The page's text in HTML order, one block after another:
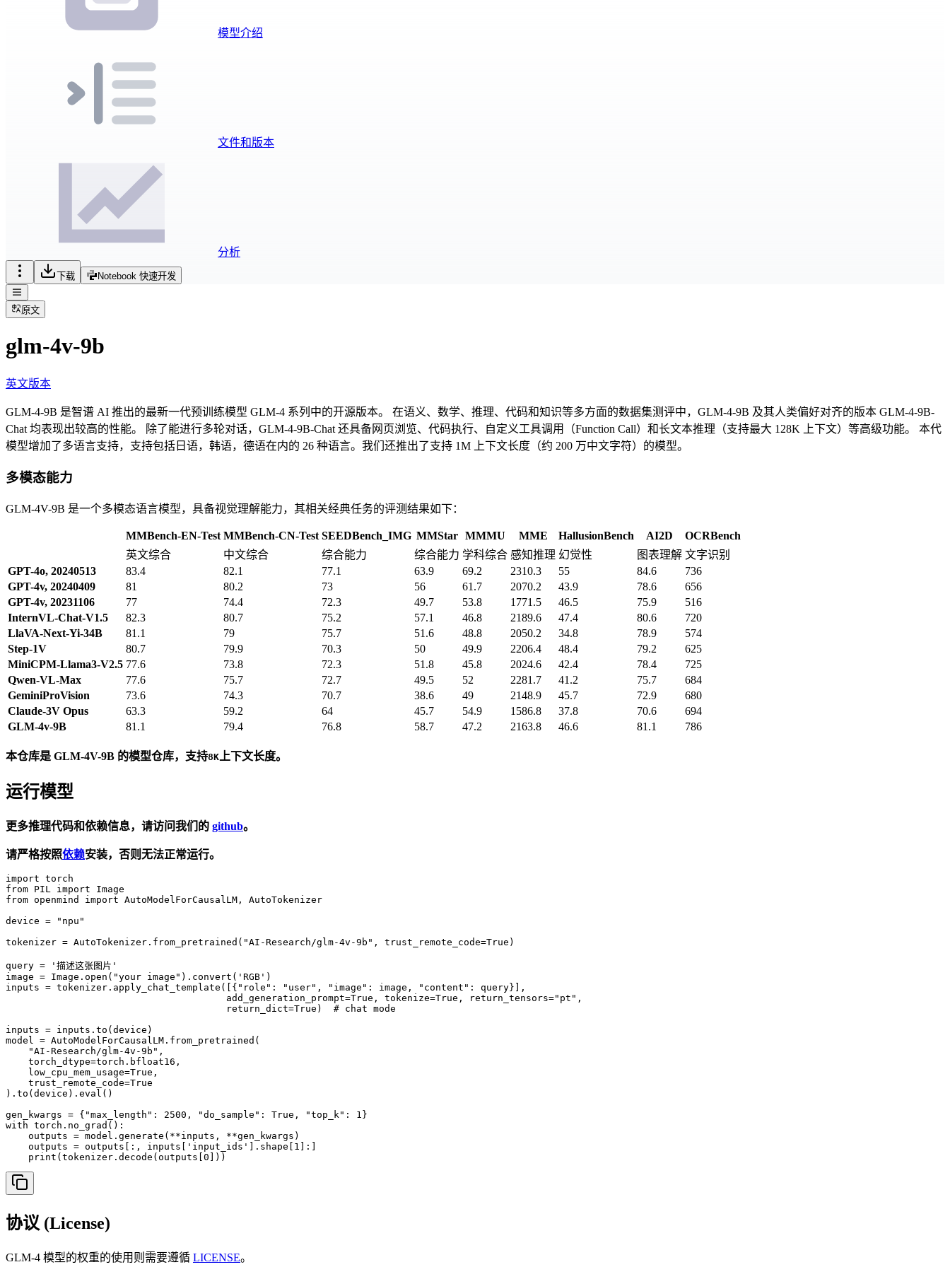
模型介绍
文件和版本
分析
下载 Notebook 快速开发
原文
glm-4v-9b
英文版本
GLM-4-9B 是智谱 AI 推出的最新一代预训练模型 GLM-4 系列中的开源版本。 在语义、数学、推理、代码和知识等多方面的数据集测评中，GLM-4-9B 及其人类偏好对齐的版本 GLM-4-9B-
Chat 均表现出较高的性能。 除了能进行多轮对话，GLM-4-9B-Chat 还具备网页浏览、代码执行、自定义工具调用（Function Call）和长文本推理（支持最大 128K 上下文）等高级功能。 本代
模型增加了多语言支持，支持包括日语，韩语，德语在内的 26 种语言。我们还推出了支持 1M 上下文长度（约 200 万中文字符）的模型。
多模态能力
GLM-4V-9B 是一个多模态语言模型，具备视觉理解能力，其相关经典任务的评测结果如下：
MMBench-EN-Test MMBench-CN-Test SEEDBench_IMG MMStar MMMU MME HallusionBench AI2D
OCRBench
英文综合
中文综合 综合能力 综合能力 学科综合 感知推理 幻觉性 图表理解 文字识别
GPT-4o, 20240513
83.4 82.1 77.1 63.9 69.2 2310.3 55 84.6
736
GPT-4v, 20240409
81 80.2 73 56 61.7 2070.2 43.9 78.6
656
GPT-4v, 20231106
77 74.4 72.3 49.7 53.8 1771.5 46.5 75.9
516
InternVL-Chat-V1.5
82.3 80.7 75.2 57.1 46.8 2189.6 47.4 80.6
720
LlaVA-Next-Yi-34B
81.1 79 75.7 51.6 48.8 2050.2 34.8 78.9
574
Step-1V
80.7 79.9 70.3 50 49.9 2206.4 48.4 79.2
625
MiniCPM-Llama3-V2.5 77.6 73.8 72.3 51.8 45.8 2024.6 42.4 78.4
725
Qwen-VL-Max
77.6 75.7 72.7 49.5 52 2281.7 41.2 75.7
684
GeminiProVision
73.6 74.3 70.7 38.6 49 2148.9 45.7 72.9
680
Claude-3V Opus
63.3 59.2 64 45.7 54.9 1586.8 37.8 70.6
694
GLM-4v-9B
81.1 79.4 76.8 58.7 47.2 2163.8 46.6 81.1 786
本仓库是 GLM-4V-9B 的模型仓库，支持8K 上下文长度。
运行模型
更多推理代码和依赖信息，请访问我们的 github。
请严格按照依赖安装，否则无法正常运行。
import torch
from PIL import Image
from openmind import AutoModelForCausalLM, AutoTokenizer
device = "npu"
tokenizer = AutoTokenizer.from_pretrained("AI-Research/glm-4v-9b", trust_remote_code=True)
query = '描述这张图片'
image = Image.open("your image").convert('RGB')
inputs = tokenizer.apply_chat_template([{"role": "user", "image": image, "content": query}],
                                       add_generation_prompt=True, tokenize=True, return_tensors="pt",
                                       return_dict=True)  # chat mode
inputs = inputs.to(device)
model = AutoModelForCausalLM.from_pretrained(
    "AI-Research/glm-4v-9b",
    torch_dtype=torch.bfloat16,
    low_cpu_mem_usage=True,
    trust_remote_code=True
).to(device).eval()
gen_kwargs = {"max_length": 2500, "do_sample": True, "top_k": 1}
with torch.no_grad():
    outputs = model.generate(**inputs, **gen_kwargs)
    outputs = outputs[:, inputs['input_ids'].shape[1]:]
    print(tokenizer.decode(outputs[0]))
协议 (License)
GLM-4 模型的权重的使用则需要遵循 LICENSE。